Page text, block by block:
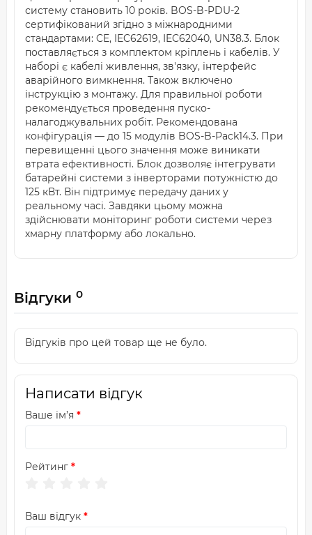
систему становить 10 років. BOS-B-PDU-2
сертифікований згідно з міжнародними
стандартами: CE, IEC62619, IEC62040, UN38.3. Блок
поставляється з комплектом кріплень і кабелів. У
наборі є кабелі живлення, зв'язку, інтерфейс
аварійного вимкнення. Також включено
інструкцію з монтажу. Для правильної роботи
рекомендується проведення пуско-
налагоджувальних робіт. Рекомендована
конфігурація — до 15 модулів BOS-B-Pack14.3. При
перевищенні цього значення може виникати
втрата ефективності. Блок дозволяє інтегрувати
батарейні системи з інверторами потужністю до
125 кВт. Він підтримує передачу даних у
реальному часі. Завдяки цьому можна
здійснювати моніторинг роботи системи через
хмарну платформу або локально.
Відгуки 0
Відгуків про цей товар ще не було.
Написати відгук
Ваше ім’я
Рейтинг
Ваш відгук